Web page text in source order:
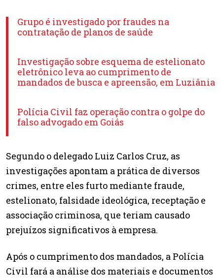
Grupo é investigado por fraudes na
contratação de planos de saúde
Investigação sobre esquema de estelionato
eletrônico leva ao cumprimento de
mandados de busca e apreensão, em Luziânia
Polícia Civil faz operação contra o golpe do
falso advogado em Goiás
Segundo o delegado Luiz Carlos Cruz, as
investigações apontam a prática de diversos
crimes, entre eles furto mediante fraude,
estelionato, falsidade ideológica, receptação e
associação criminosa, que teriam causado
prejuízos significativos à empresa.
Após o cumprimento dos mandados, a Polícia
Civil fará a análise dos materiais e documentos